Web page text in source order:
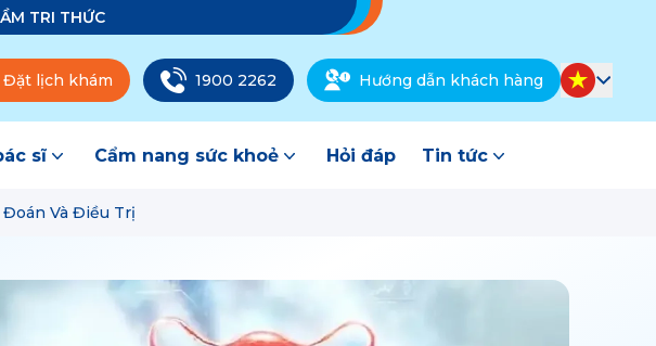
TRI THỨC
Đặt lịch khám 1900 2262 Hướng dẫn khách hàng
sĩ Cẩm nang sức khoẻ Hỏi đáp Tin tức
Đoán Và Điều Trị